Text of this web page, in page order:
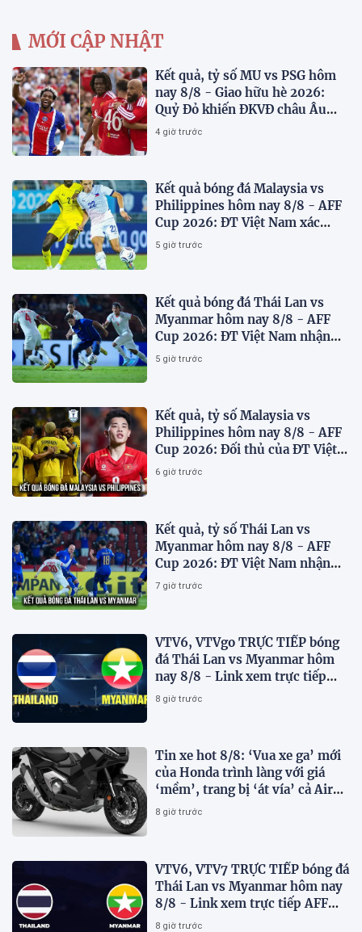
MỚI CẬP NHẬT
Kết quả, tỷ số MU vs PSG hôm
nay 8/8 - Giao hữu hè 2026:
Quỷ Đỏ khiến ĐKVĐ châu Âu
toát mồ hôi
4 giờ trước
Kết quả bóng đá Malaysia vs
Philippines hôm nay 8/8 - AFF
Cup 2026: ĐT Việt Nam xác
định đối thủ
5 giờ trước
Kết quả bóng đá Thái Lan vs
Myanmar hôm nay 8/8 - AFF
Cup 2026: ĐT Việt Nam nhận
'chiến thư'
5 giờ trước
Kết quả, tỷ số Malaysia vs
Philippines hôm nay 8/8 - AFF
Cup 2026: Đối thủ của ĐT Việt
Nam lộ diện
6 giờ trước
Kết quả, tỷ số Thái Lan vs
Myanmar hôm nay 8/8 - AFF
Cup 2026: ĐT Việt Nam nhận
tin vui
7 giờ trước
VTV6, VTVgo TRỰC TIẾP bóng
đá Thái Lan vs Myanmar hôm
nay 8/8 - Link xem trực tiếp
AFF Cup 2026 mới nhất
8 giờ trước
Tin xe hot 8/8: ‘Vua xe ga’ mới
của Honda trình làng với giá
‘mềm’, trang bị ‘át vía’ cả Air
Blade và SH
8 giờ trước
VTV6, VTV7 TRỰC TIẾP bóng đá
Thái Lan vs Myanmar hôm nay
8/8 - Link xem trực tiếp AFF
Cup 2026 mới nhất
8 giờ trước